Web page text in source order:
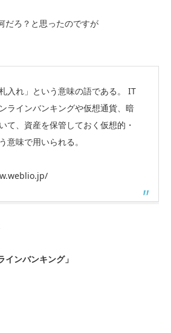
だろ？と思ったのですが
入れ」という意味の語である。 IT
ラインバンキングや仮想通貨、暗
て、資産を保管しておく仮想的・
意味で用いられる。
インバンキング」